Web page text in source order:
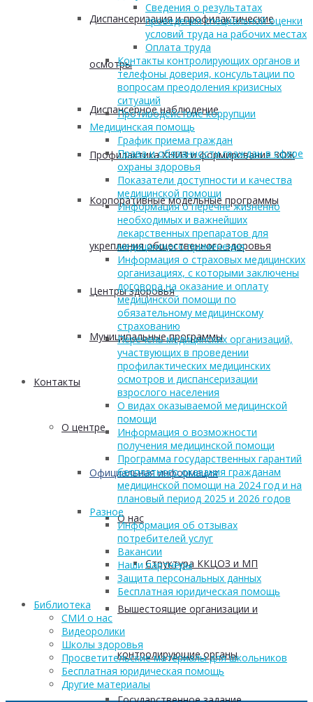
Диспансеризация и профилактические
осмотры
Диспансерное наблюдение
Профилактика ХНИЗ и формирование ЗОЖ
Корпоративные модельные программы
укрепления общественного здоровья
Центры здоровья
Муниципальные программы
Контакты
О центре
Официальная информация
О нас
Структура ККЦОЗ и МП
Вышестоящие организации и
контролирующие органы
Сведения о результатах
проведения специальной оценки
условий труда на рабочих местах
Оплата труда
Контакты контролирующих органов и
телефоны доверия, консультации по
вопросам преодоления кризисных
ситуаций
Противодействие коррупции
Медицинская помощь
График приема граждан
Права и обязанности граждан в сфере
охраны здоровья
Показатели доступности и качества
медицинской помощи
Информация о перечне жизненно
необходимых и важнейших
лекарственных препаратов для
медицинского применения
Информация о страховых медицинских
организациях, с которыми заключены
договора на оказание и оплату
медицинской помощи по
обязательному медицинскому
страхованию
Перечень медицинских организаций,
участвующих в проведении
профилактических медицинских
осмотров и диспансеризации
взрослого населения
О видах оказываемой медицинской
помощи
Информация о возможности
получения медицинской помощи
Программа государственных гарантий
бесплатного оказания гражданам
медицинской помощи на 2024 год и на
плановый период 2025 и 2026 годов
Разное
Информация об отзывах
потребителей услуг
Вакансии
Наши партнеры
Защита персональных данных
Бесплатная юридическая помощь
Библиотека
СМИ о нас
Видеоролики
Школы здоровья
Просветительские материалы для школьников
Бесплатная юридическая помощь
Другие материалы